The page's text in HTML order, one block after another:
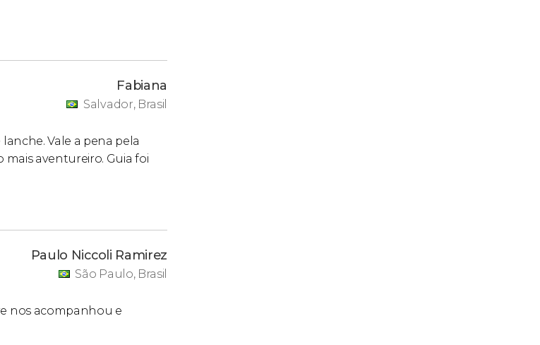
Fabiana
Salvador, Brasil
Vale a pena pela
mais aventureiro. Guia foi
Paulo Niccoli Ramirez
São Paulo, Brasil
nos acompanhou e